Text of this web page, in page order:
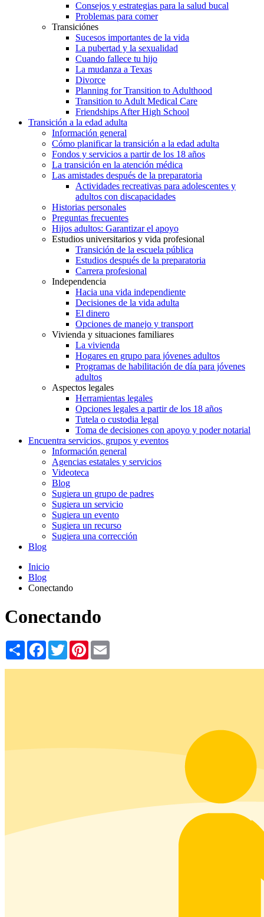
Consejos y estrategias para la salud bucal
Problemas para comer
Transiciónes
Sucesos importantes de la vida
La pubertad y la sexualidad
Cuando fallece tu hijo
La mudanza a Texas
Divorce
Planning for Transition to Adulthood
Transition to Adult Medical Care
Friendships After High School
Transición a la edad adulta
Información general
Cómo planificar la transición a la edad adulta
Fondos y servicios a partir de los 18 años
La transición en la atención médica
Las amistades después de la preparatoria
Actividades recreativas para adolescentes y
adultos con discapacidades
Historias personales
Preguntas frecuentes
Hijos adultos: Garantizar el apoyo
Estudios universitarios y vida profesional
Transición de la escuela pública
Estudios después de la preparatoria
Carrera profesional
Independencia
Hacia una vida independiente
Decisiones de la vida adulta
El dinero
Opciones de manejo y transport
Vivienda y situaciones familiares
La vivienda
Hogares en grupo para jóvenes adultos
Programas de habilitación de día para jóvenes
adultos
Aspectos legales
Herramientas legales
Opciones legales a partir de los 18 años
Tutela o custodia legal
Toma de decisiones con apoyo y poder notarial
Encuentra servicios, grupos y eventos
Información general
Agencias estatales y servicios
Videoteca
Blog
Sugiera un grupo de padres
Sugiera un servicio
Sugiera un evento
Sugiera un recurso
Sugiera una corrección
Blog
Inicio
Blog
Conectando
Conectando
Share Facebook
TwitterPinterest